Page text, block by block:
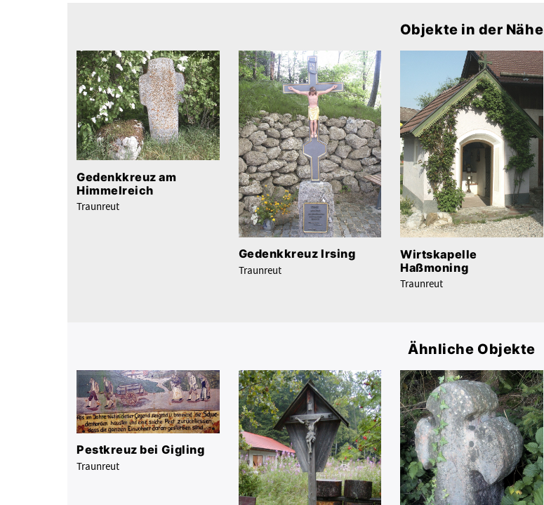
Objekte in der Nähe
Gedenkkreuz am
Himmelreich
Traunreut
Gedenkkreuz Irsing
Traunreut
Wirtskapelle
Haßmoning
Traunreut
Ähnliche Objekte
Pestkreuz bei Gigling
Traunreut